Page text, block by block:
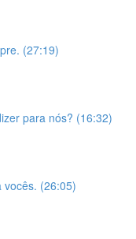
(27:19)
para nós? (16:32)
vocês. (26:05)